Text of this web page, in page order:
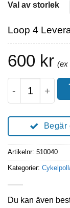
Val av storlek
Loop 4
600 kr
Cykelpollare
Begär
Artikelnr: 510040
Kategorier:
Du kan även